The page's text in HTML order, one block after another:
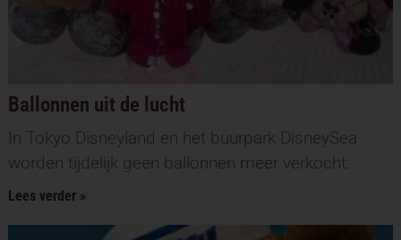
Ballonnen uit de lucht
In Tokyo Disneyland en het buurpark DisneySea
worden tijdelijk geen ballonnen meer verkocht.
Lees verder »